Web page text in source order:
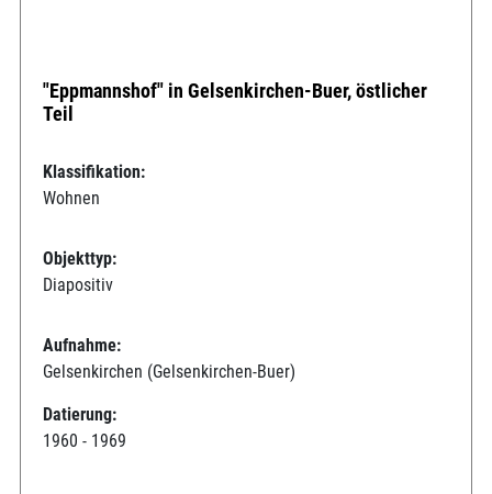
"Eppmannshof" in Gelsenkirchen-Buer, östlicher
Teil
Klassifikation:
Wohnen
Objekttyp:
Diapositiv
Aufnahme:
Gelsenkirchen (Gelsenkirchen-Buer)
Datierung:
1960 - 1969